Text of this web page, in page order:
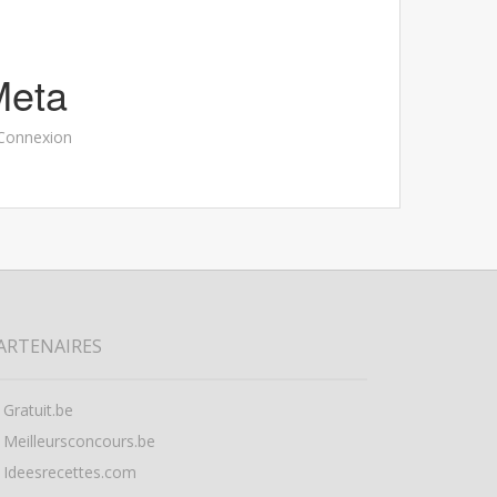
Gratuit.be
Meilleursconcours.be
Ideesrecettes.com